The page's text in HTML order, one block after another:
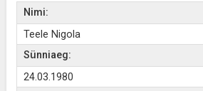
Nimi:
Teele Nigola
Sünniaeg:
24.03.1980